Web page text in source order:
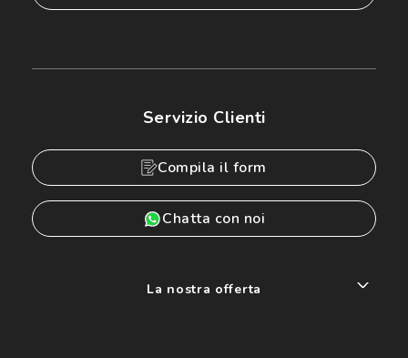
Servizio Clienti
Compila il form
Chatta con noi
La nostra offerta